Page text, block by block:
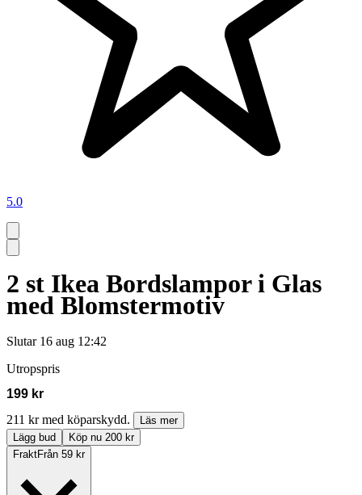
5.0
2 st Ikea Bordslampor i Glas
med Blomstermotiv
Slutar 16 aug 12:42
Utropspris
199 kr
211 kr med köparskydd.
Läs mer
Lägg bud
Köp nu 200 kr
FraktFrån 59 kr